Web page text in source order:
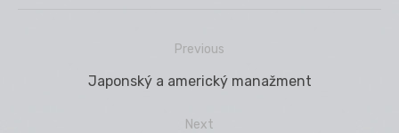
Previous
Previous
Japonský a americký manažment
Next